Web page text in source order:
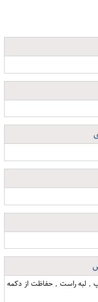
, لبه راست , حفاظت از دکمه